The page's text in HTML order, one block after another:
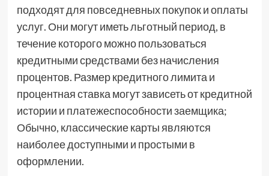
подходят для повседневных покупок и оплаты
услуг. Они могут иметь льготный период, в
течение которого можно пользоваться
кредитными средствами без начисления
процентов. Размер кредитного лимита и
процентная ставка могут зависеть от кредитной
истории и платежеспособности заемщика;
Обычно, классические карты являются
наиболее доступными и простыми в
оформлении.